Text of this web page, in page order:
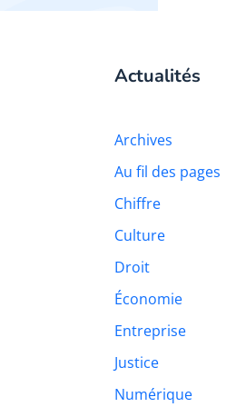
Actualités
Archives
Au fil des pages
Chiffre
Culture
Droit
Économie
Entreprise
Justice
Numérique